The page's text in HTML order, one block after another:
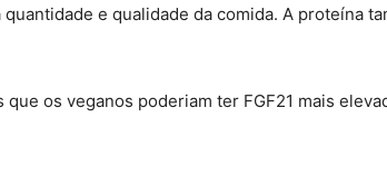
e qualidade da comida. A proteína
que os veganos poderiam ter FGF21 mais